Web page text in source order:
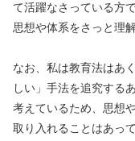
て活躍なさっている方
思想や体系をさっと理
なお、私は教育法はあ
しい」手法を追究する
考えているため、思想
取り入れることはあっ